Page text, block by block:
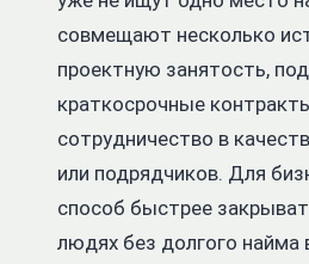
совмещают несколько
проектную занятость,
краткосрочные
сотрудничество в
или подрядчиков. Для
способ быстрее
людях без долгого найма